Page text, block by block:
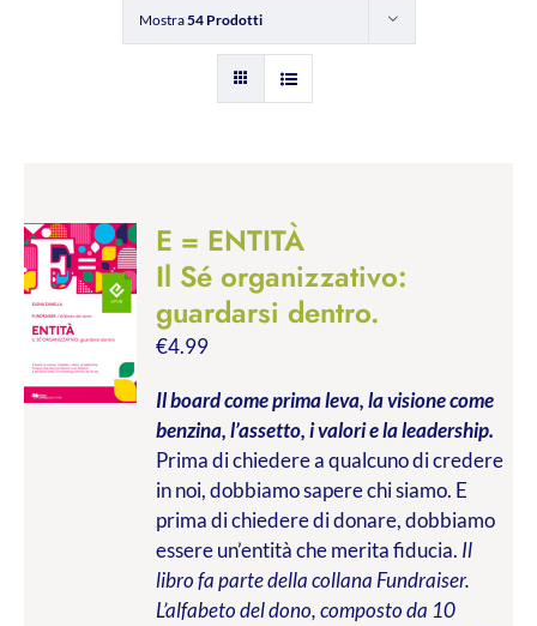
Mostra54 Prodotti
E = ENTITÀ
Il Sé organizzativo:
guardarsi dentro.
€4.99
Il board come prima leva, la visione come
benzina, l’assetto, i valori e la leadership.
Prima di chiedere a qualcuno di credere
in noi, dobbiamo sapere chi siamo. E
prima di chiedere di donare, dobbiamo
essere un’entità che merita fiducia. Il
libro fa parte della collana Fundraiser.
L’alfabeto del dono, composto da 10